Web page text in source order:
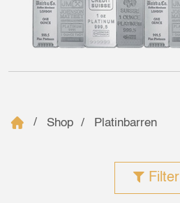
Shop Platinbarren
Filter